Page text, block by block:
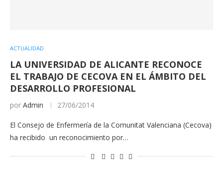
ACTUALIDAD
LA UNIVERSIDAD DE ALICANTE RECONOCE
EL TRABAJO DE CECOVA EN EL ÁMBITO DEL
DESARROLLO PROFESIONAL
por Admin 27/06/2014
El Consejo de Enfermería de la Comunitat Valenciana (Cecova)
ha recibido un reconocimiento por…